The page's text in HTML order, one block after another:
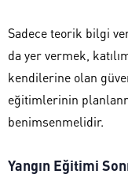
Sadece teorik bilgi
da yer vermek,
kendilerine olan
eğitimlerinin
benimsenmelidir.
Yangın Eğitimi